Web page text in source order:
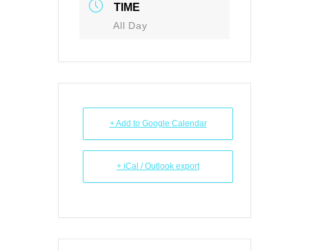
TIME
All Day
+ Add to Google Calendar
+ iCal / Outlook export